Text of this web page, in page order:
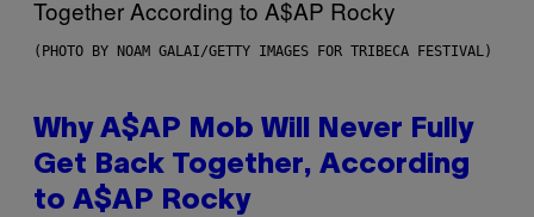
(PHOTO BY NOAM GALAI/GETTY IMAGES FOR TRIBECA FESTIVAL)
Why A$AP Mob Will Never Fully
Get Back Together, According
to A$AP Rocky